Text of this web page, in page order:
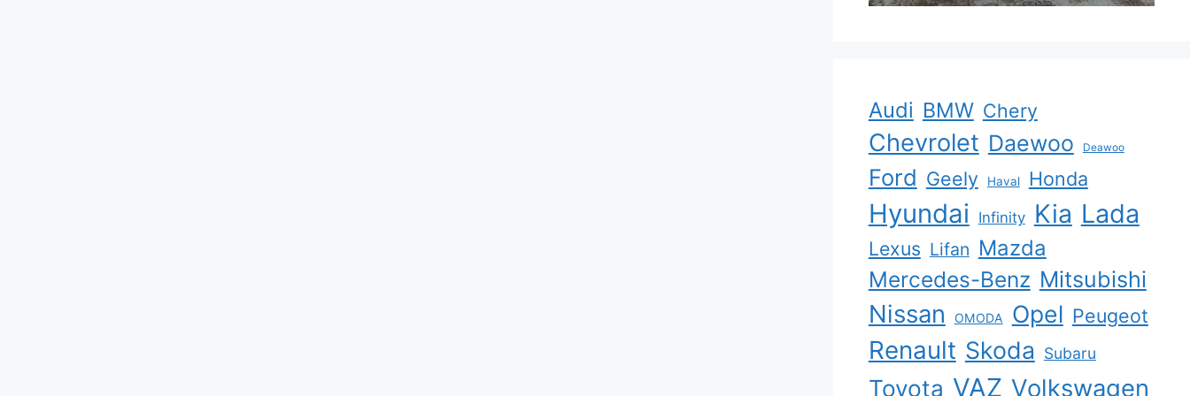
Audi BMW Chery
Chevrolet Daewoo Deawoo
Ford Geely Haval Honda
Hyundai Infinity Kia Lada
Lexus Lifan Mazda
Mercedes-Benz Mitsubishi
Nissan OMODA Opel Peugeot
Renault Skoda Subaru
Toyota VAZ Volkswagen